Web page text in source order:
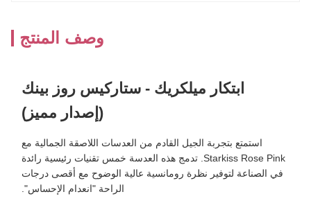
وصف المنتج
ابتكار ميلكريك - ستاركيس روز بينك
(إصدار مميز)
استمتع بتجربة الجيل القادم من العدسات اللاصقة الجمالية مع
Starkiss Rose Pink. تدمج هذه العدسة خمس تقنيات رئيسية رائدة
في الصناعة لتوفير نظرة رومانسية عالية الوضوح مع أقصى درجات
الراحة "انعدام الإحساس".